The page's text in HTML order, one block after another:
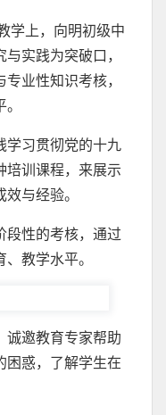
学上，向明初级中
实践为突破口，
业性知识考核，
学习贯彻党的十九
培训课程，来展示
与经验。
段性的考核，通过
教学水平。
诚邀教育专家帮助
困惑，了解学生在